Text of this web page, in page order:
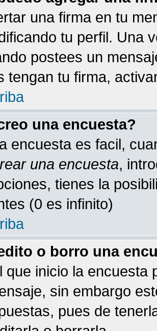
una firma en tu
tu perfil. Una
postees un
tengan tu firma,
una encuesta?
encuesta es facil,
una encuesta,
tienes la
(0 es infinito)
o borro una
que inicio la encuesta
sin embargo
pues de